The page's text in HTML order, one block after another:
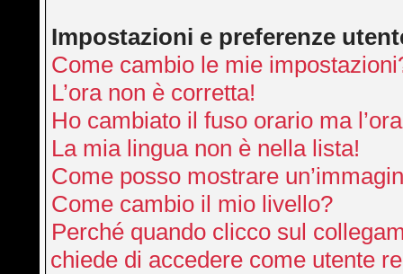
Impostazioni e preferenze
Come cambio le mie
L’ora non è corretta!
Ho cambiato il fuso orario ma
La mia lingua non è nella lista!
Come posso mostrare
Come cambio il mio livello?
Perché quando clicco sul
chiede di accedere come utente